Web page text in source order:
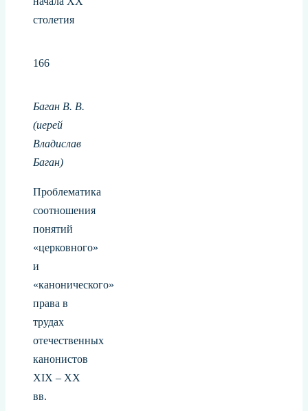
столетия
166
Баган В. В.
(иерей
Владислав
Баган)
Проблематика
соотношения
понятий
«церковного»
и
«канонического»
права в
трудах
отечественных
канонистов
XIX – XX
вв.